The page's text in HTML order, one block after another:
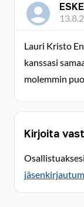
Lauri Kristo
kanssasi
molemmin
Kirjoita